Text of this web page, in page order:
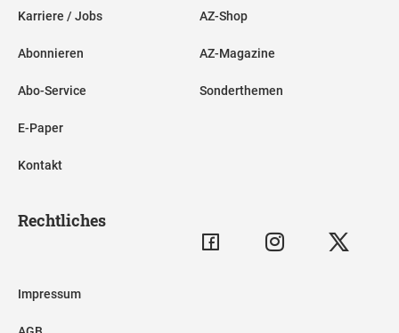
Karriere / Jobs
Abonnieren
Abo-Service
E-Paper
Kontakt
AZ-Shop
AZ-Magazine
Sonderthemen
Rechtliches
Impressum